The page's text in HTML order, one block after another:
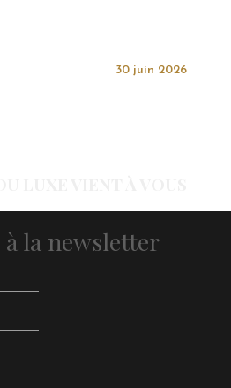
30 juin 2026
la newsletter